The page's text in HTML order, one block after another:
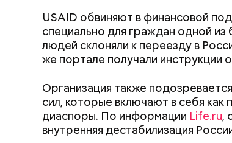
USAID обвиняют в финансовой
специально для граждан одной
людей склоняли к переезду в
же портале получали инструкции
Организация также
сил, которые включают в себя как
диаспоры. По информации Life.ru,
внутренняя дестабилизация
— Для группы из пяти человек
пределах 340 белорусских
прим. «ВМ» ), — уточнил он.